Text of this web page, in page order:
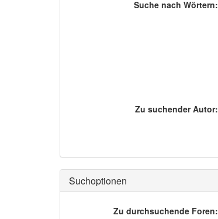
Suche nach Wörtern:
Zu suchender Autor:
Suchoptionen
Zu durchsuchende Foren: